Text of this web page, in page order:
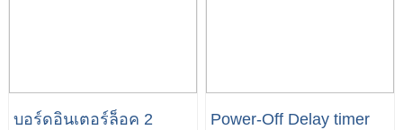
บอร์ดอินเตอร์ล็อค 2
Power-Off Delay timer